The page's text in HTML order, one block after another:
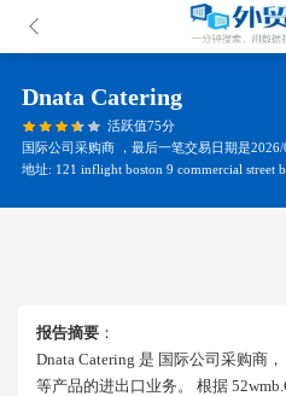
Dnata Catering
活跃值75分
国际公司采购商 ，最后一笔交易日期是2026/
地址: 121 inflight boston 9 commercial street
报告摘要 ：
Dnata Catering 是 国际公司采购商
等产品的进出口业务。 根据